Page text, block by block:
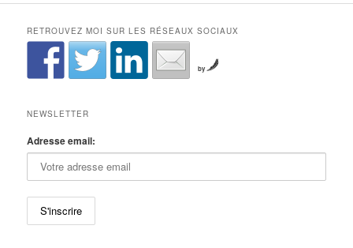
RETROUVEZ MOI SUR LES RÉSEAUX SOCIAUX
by
NEWSLETTER
Adresse email: